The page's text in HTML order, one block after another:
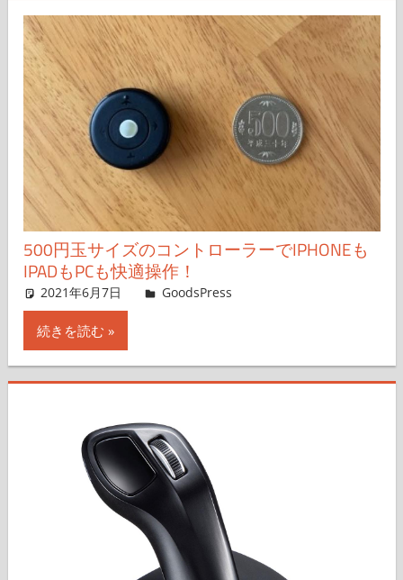
500円玉サイズのコントローラーでIPHONEも
IPADもPCも快適操作！
2021年6月7日 ＆GP
GoodsPress
続きを読む